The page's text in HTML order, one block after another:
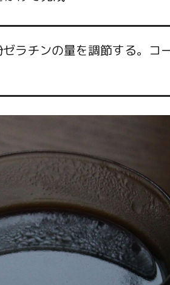
ラチンの量を調節する。コ